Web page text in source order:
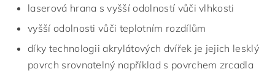
laserová hrana s vyšší odolností vůči vlhkosti
vyšší odolnosti vůči teplotním rozdílům
díky technologii akrylátových dvířek je jejich lesklý
povrch srovnatelný například s povrchem zrcadla